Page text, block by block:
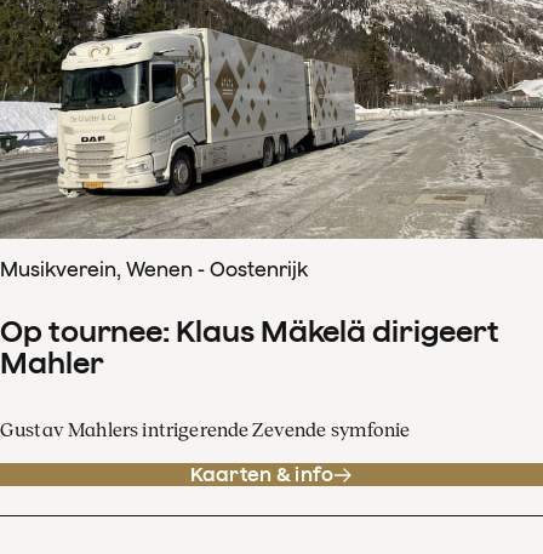
Musikverein, Wenen - Oostenrijk
Op tournee: Klaus Mäkelä dirigeert
Mahler
Gustav Mahlers intrigerende Zevende symfonie
Kaarten & info